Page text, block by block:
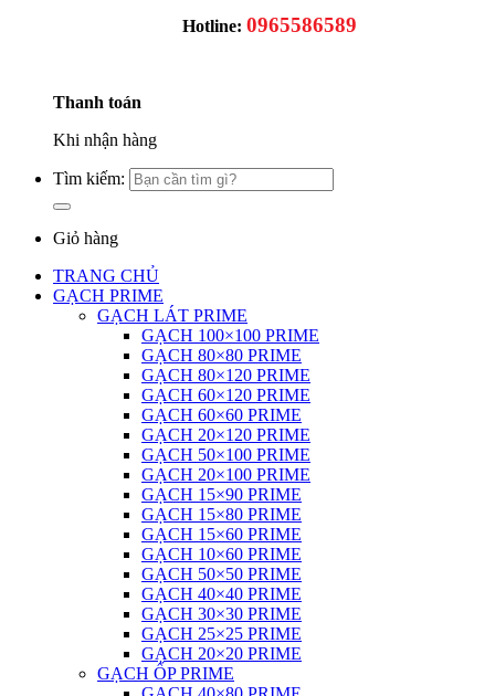
Hotline: 0965586589
Thanh toán
Khi nhận hàng
Tìm kiếm:
Giỏ hàng
TRANG CHỦ
GẠCH PRIME
GẠCH LÁT PRIME
GẠCH 100×100 PRIME
GẠCH 80×80 PRIME
GẠCH 80×120 PRIME
GẠCH 60×120 PRIME
GẠCH 60×60 PRIME
GẠCH 20×120 PRIME
GẠCH 50×100 PRIME
GẠCH 20×100 PRIME
GẠCH 15×90 PRIME
GẠCH 15×80 PRIME
GẠCH 15×60 PRIME
GẠCH 10×60 PRIME
GẠCH 50×50 PRIME
GẠCH 40×40 PRIME
GẠCH 30×30 PRIME
GẠCH 25×25 PRIME
GẠCH 20×20 PRIME
GẠCH ỐP PRIME